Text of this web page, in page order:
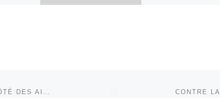
RETOUR À LA LISTE